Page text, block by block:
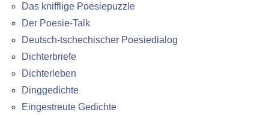
Das knifflige Poesiepuzzle
Der Poesie-Talk
Deutsch-tschechischer Poesiedialog
Dichterbriefe
Dichterleben
Dinggedichte
Eingestreute Gedichte